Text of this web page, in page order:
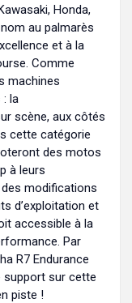
Honda,
au palmarès
et à la
Comme
machines
: la
scène, aux côtés
cette catégorie
des motos
à leurs
modifications
d’exploitation et
accessible à la
Par
R7 Endurance
support sur cette
piste !